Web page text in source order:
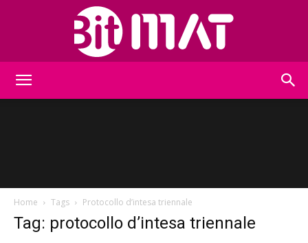
Home Tags Protocollo d’intesa triennale
Tag: protocollo d’intesa triennale